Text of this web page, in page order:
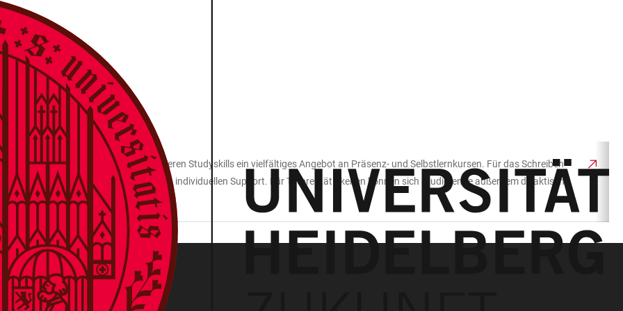
bietet zu Arbeitstechniken und anderen Studyskills ein vielfältiges Angebot an Präsenz- und Selbstlernkursen. Für das Schreiben
gibt es bedarfsgerechten individuellen Support. Für Tutorentätigkeiten können sich Studierende außerdem dikaktisch
und ein Zertifikat erwerben.